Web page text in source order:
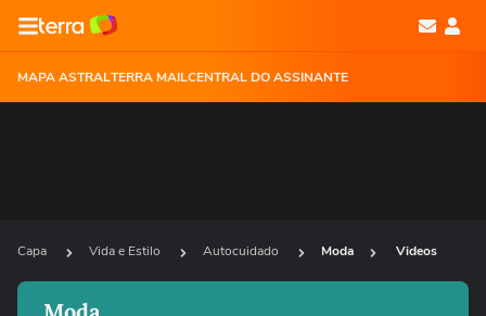
MAPA ASTRALTERRA MAILCENTRAL DO ASSINANTE
Capa Vida e Estilo Autocuidado Moda Videos